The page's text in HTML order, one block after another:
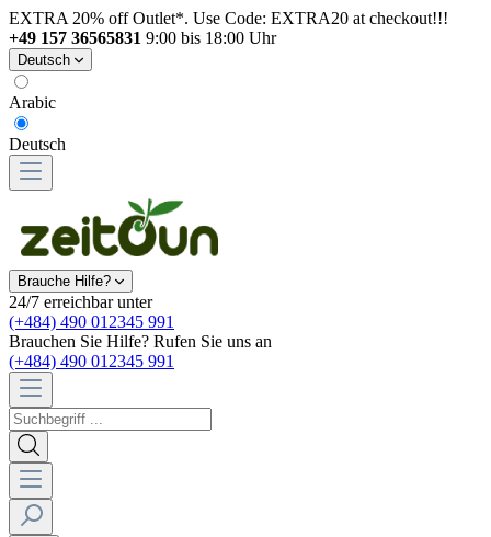
EXTRA 20% off Outlet*. Use Code: EXTRA20 at checkout!!!
+49 157 36565831 9:00 bis 18:00 Uhr
Deutsch
Arabic
Deutsch
Brauche Hilfe?
24/7 erreichbar unter
(+484) 490 012345 991
Brauchen Sie Hilfe? Rufen Sie uns an
(+484) 490 012345 991